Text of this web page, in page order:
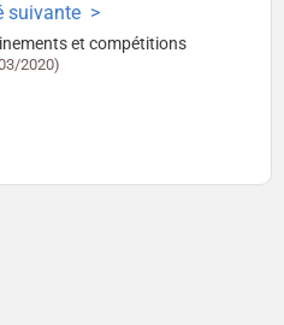
suivante
et compétitions
2020)